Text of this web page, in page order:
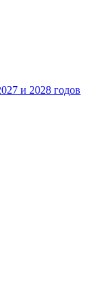
и 2028 годов